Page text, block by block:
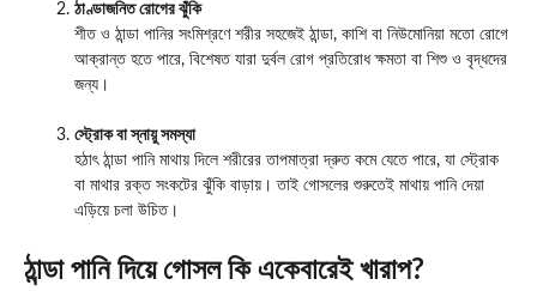
ঠাণ্ডাজনিত রোগের ঝুঁকি
শীত ও ঠান্ডা পানির সংমিশ্রণে শরীর সহজেই ঠান্ডা, কাশি বা নিউমোনিয়া মতো রোগে
আক্রান্ত হতে পারে, বিশেষত যারা দুর্বল রোগ প্রতিরোধ ক্ষমতা বা শিশু ও বৃদ্ধদের
জন্য।
স্ট্রোক বা স্নায়ু সমস্যা
হঠাৎ ঠান্ডা পানি মাথায় দিলে শরীরের তাপমাত্রা দ্রুত কমে যেতে পারে, যা স্ট্রোক
বা মাথার রক্ত সংকটের ঝুঁকি বাড়ায়। তাই গোসলের শুরুতেই মাথায় পানি দেয়া
এড়িয়ে চলা উচিত।
ঠান্ডা পানি দিয়ে গোসল কি একেবারেই খারাপ?